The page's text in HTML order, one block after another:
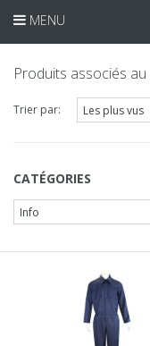
MENU
Produits associés
Trier par:
CATÉGORIES